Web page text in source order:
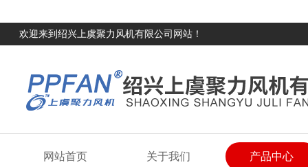
欢迎来到绍兴上虞聚力风机有限公司网站！
网站首页 关于我们 产品中心